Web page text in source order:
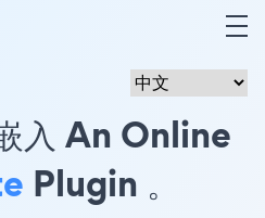
入 An Online
Plugin 。